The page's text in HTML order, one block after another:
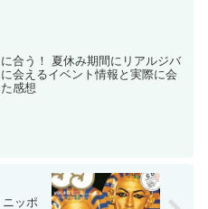
に合う！ 夏休み期間にリアルジバ
会えるイベント情報と実際に会
感想
ッポ